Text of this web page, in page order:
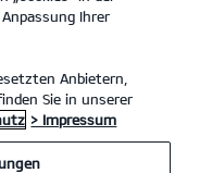
Ihrer
Anbietern,
Sie in unserer
> Impressum